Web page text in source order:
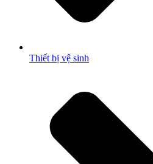
Thiết bị vệ sinh